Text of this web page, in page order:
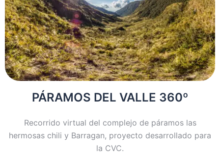
PÁRAMOS DEL VALLE 360º
Recorrido virtual del complejo de páramos las
hermosas chili y Barragan, proyecto desarrollado para
la CVC.